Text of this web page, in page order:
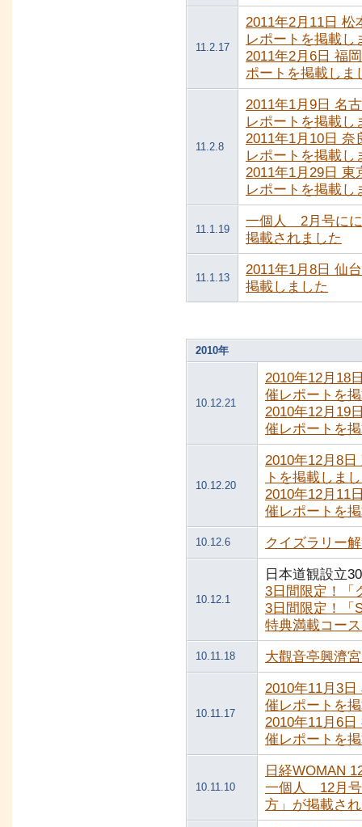
11.2.17
2011年2月11日
レポートを掲載し
2011年2月6日 福
ポートを掲載しま
11.2.8
2011年1月9日 名
レポートを掲載し
2011年1月10日
レポートを掲載し
2011年1月29日
レポートを掲載し
11.1.19
一個人 2月号にに
掲載されました
11.1.13
2011年1月8日 仙
掲載しました
2010年
10.12.21
2010年12月18
催レポートを
2010年12月19
催レポートを
10.12.20
2010年12月8
トを掲載しま
2010年12月11
催レポートを
10.12.6 クイズラリー
10.12.1
日本道観設立
3日間限定！「
3日間限定！「
特典満載コー
10.11.18 大觀音亭興濟
10.11.17
2010年11月3
催レポートを
2010年11月6
催レポートを
10.11.10
日経WOMAN
一個人 12月号
方」が掲載さ